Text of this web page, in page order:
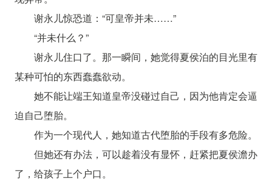
谢永儿惊恐道：“可皇帝并未……”
“并未什么？”
谢永儿住口了。那一瞬间，她觉得夏侯泊的目光里有
某种可怕的东西蠢蠢欲动。
她不能让端王知道皇帝没碰过自己，因为他肯定会逼
迫自己堕胎。
作为一个现代人，她知道古代堕胎的手段有多危险。
但她还有办法，可以趁着没有显怀，赶紧把夏侯澹办
了，给孩子上个户口。